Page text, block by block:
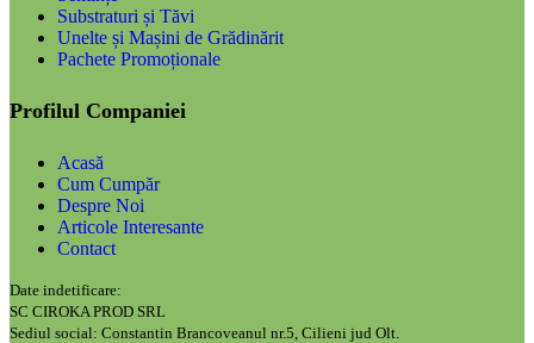
Substraturi și Tăvi
Unelte și Mașini de Grădinărit
Pachete Promoționale
Profilul Companiei
Acasă
Cum Cumpăr
Despre Noi
Articole Interesante
Contact
Date indetificare:
SC CIROKA PROD SRL
Sediul social: Constantin Brancoveanul nr.5, Cilieni jud Olt.